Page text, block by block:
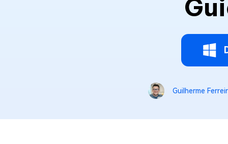
Recuperar Arquivos Apagados de Mac
Recuperar Dados Perdidos de iPhone/
Android Recovery
Recuperar Arquivos no Android Sem
Corrigir
Online
Guilherme